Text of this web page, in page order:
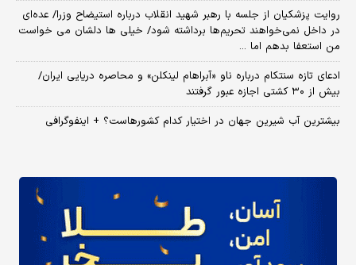
روایت پزشکیان از جلسه با رهبر شهید انقلاب درباره استیضاح وزرا/ عده‌ای
در داخل نمی‌خواهند تحریم‌ها برداشته شود/ خیلی ها دلشان می خواست
من استعفا بدهم اما ...
ادعای تازه سنتکام درباره ناو «آبراهام لینکلن» و محاصره دریایی ایران/
بیش از ۳۰ کشتی اجازه عبور گرفتند
بیشترین آب شیرین جهان در اختیار کدام کشورهاست؟ + اینفوگرافی